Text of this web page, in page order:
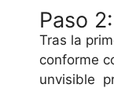
Paso
Tras la
conforme
unvisible